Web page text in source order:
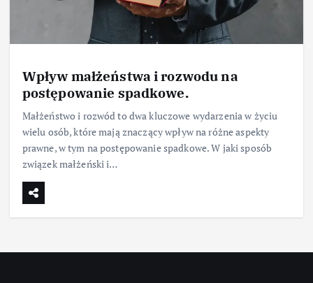
Wpływ małżeństwa i rozwodu na
postępowanie spadkowe.
Małżeństwo i rozwód to dwa kluczowe wydarzenia w życiu
wielu osób, które mają znaczący wpływ na różne aspekty
prawne, w tym na postępowanie spadkowe. W jaki sposób
związek małżeński i…